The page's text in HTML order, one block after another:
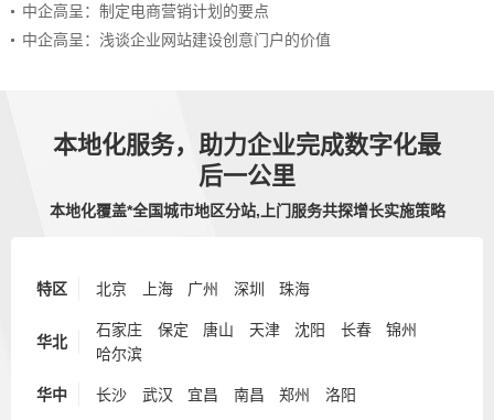
中企高呈：制定电商营销计划的要点
中企高呈：浅谈企业网站建设创意门户的价值
本地化服务，助力企业完成数字化最
后一公里
本地化覆盖*全国城市地区分站,上门服务共探增长实施策略
特区 北京 上海 广州 深圳 珠海
华北
石家庄 保定 唐山 天津 沈阳 长春
锦州
哈尔滨
华中 长沙 武汉 宜昌 南昌 郑州 洛阳